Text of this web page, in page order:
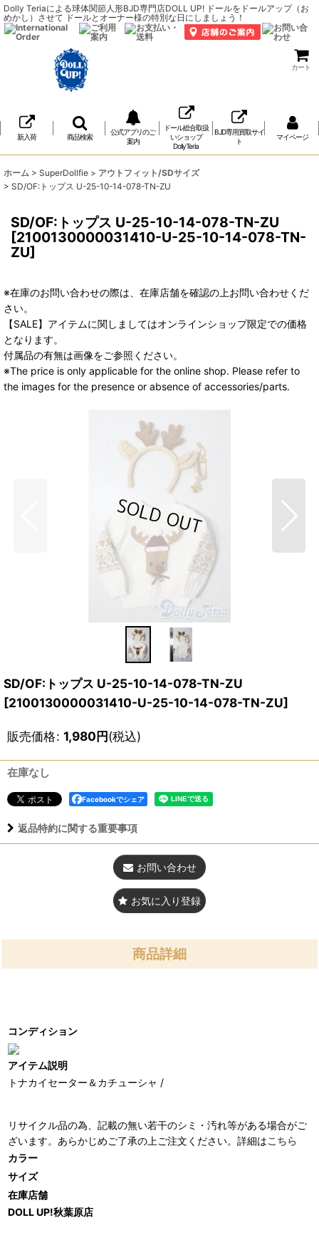
Dolly Teriaによる球体関節人形BJD専門店DOLL UP! ドールをドールアップ（お
めかし）させて ドールとオーナー様の特別な日にしましょう！
カート
新入荷 商品検索
公式アプリのご
案内
ドール総合取扱
いショップ
DollyTeria
BJD専用買取サイ
ト
マイページ
ホーム > SuperDollfie > アウトフィット/SDサイズ
> SD/OF:トップス U-25-10-14-078-TN-ZU
SD/OF:トップス U-25-10-14-078-TN-ZU
[2100130000031410-U-25-10-14-078-TN-
ZU]
※在庫のお問い合わせの際は、在庫店舗を確認の上お問い合わせくだ
さい。
【SALE】アイテムに関しましてはオンラインショップ限定での価格
となります。
付属品の有無は画像をご参照ください。
※The price is only applicable for the online shop. Please refer to
the images for the presence or absence of accessories/parts.
SD/OF:トップス U-25-10-14-078-TN-ZU
[2100130000031410-U-25-10-14-078-TN-ZU]
販売価格: 1,980円(税込)
在庫なし
Facebookでシェア
返品特約に関する重要事項
お問い合わせ
お気に入り登録
商品詳細
コンディション
アイテム説明
トナカイセーター＆カチューシャ /
リサイクル品の為、記載の無い若干のシミ・汚れ等がある場合がご
ざいます。あらかじめご了承の上ご注文ください。詳細はこちら
カラー
サイズ
在庫店舗
DOLL UP!秋葉原店